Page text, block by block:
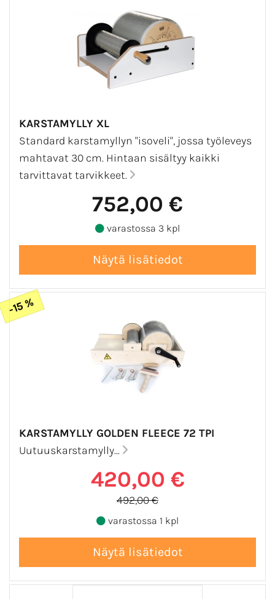
KARSTAMYLLY XL
Standard karstamyllyn "isoveli", jossa työleveys
mahtavat 30 cm. Hintaan sisältyy kaikki
tarvittavat tarvikkeet.
752,00 €
varastossa 3 kpl
-15 %
KARSTAMYLLY GOLDEN FLEECE 72 TPI
Uutuuskarstamylly...
420,00 €
492,00 €
varastossa 1 kpl